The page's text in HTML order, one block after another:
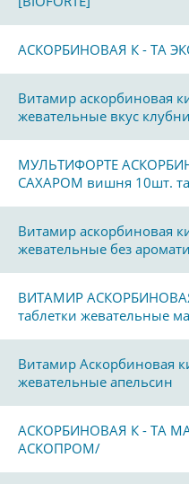
АСКОРБИНОВАЯ К - ТА
Витамир аскорбиновая
жевательные вкус
МУЛЬТИФОРТЕ
САХАРОМ вишня 10шт.
Витамир аскорбиновая
жевательные без
ВИТАМИР
таблетки жевательные
Витамир Аскорбиновая
жевательные апельсин
АСКОРБИНОВАЯ К - ТА
АСКОПРОМ/